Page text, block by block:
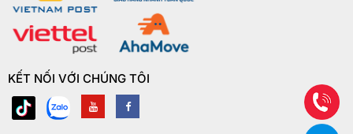
KẾT NỐI VỚI CHÚNG TÔI